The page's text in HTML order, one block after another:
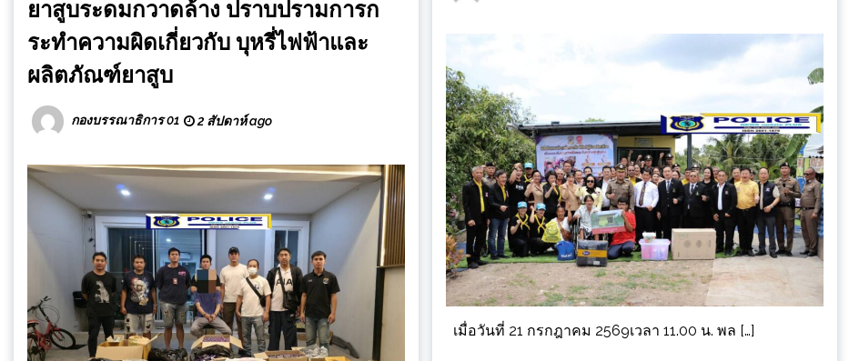
ยาสูบระดมกวาดล้าง ปราบปรามการก
ระทําความผิดเกี่ยวกับ บุหรี่ไฟฟ้าและ
ผลิตภัณฑ์ยาสูบ
กองบรรณาธิการ 01 2 สัปดาห์ ago
เมื่อวันที่ 21 กรกฎาคม 2569เวลา 11.00 น. พล […]